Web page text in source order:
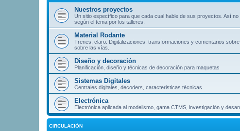
Nuestros proyectos
Un sitio específico para que cada cual hable de sus proyectos. Así no
según el tema por los talleres.
Material Rodante
Trenes, claro. Digitalizaciones, transformaciones y comentarios
sobre las vías.
Diseño y decoración
Planificación, diseño y técnicas de decoración para maquetas
Sistemas Digitales
Centrales digitales, decoders, caracteristicas técnicas.
Electrónica
Electrónica aplicada al modelismo, gama CTMS, investigación y
CIRCULACIÓN